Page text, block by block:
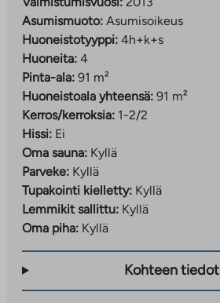
Asumismuoto: Asumisoikeus
Huoneistotyyppi: 4h+k+s
Huoneita: 4
Pinta-ala: 91 m²
Huoneistoala yhteensä: 91 m²
Kerros/kerroksia: 1-2/2
Hissi: Ei
Oma sauna: Kyllä
Parveke: Kyllä
Tupakointi kielletty: Kyllä
Lemmikit sallittu: Kyllä
Oma piha: Kyllä
Kohteen tiedot